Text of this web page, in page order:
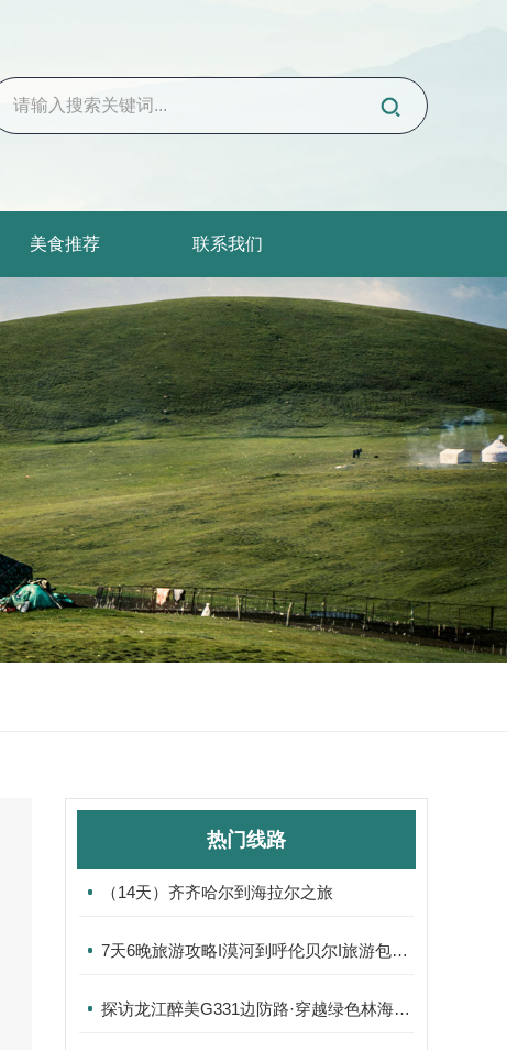
美食推荐 联系我们
热门线路
（14天）齐齐哈尔到海拉尔之旅
7天6晚旅游攻略I漠河到呼伦贝尔I旅游包车I组队自驾游
探访龙江醉美G331边防路·穿越绿色林海中俄边境之9天8晚旅游